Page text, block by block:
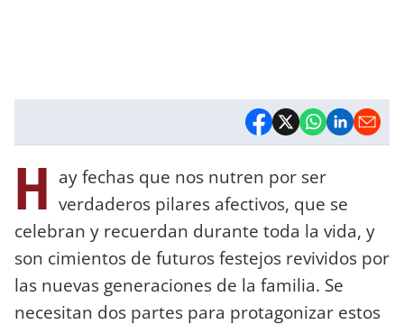
H ay fechas que nos nutren por ser
verdaderos pilares afectivos, que se
celebran y recuerdan durante toda la vida, y
son cimientos de futuros festejos revividos por
las nuevas generaciones de la familia. Se
necesitan dos partes para protagonizar estos